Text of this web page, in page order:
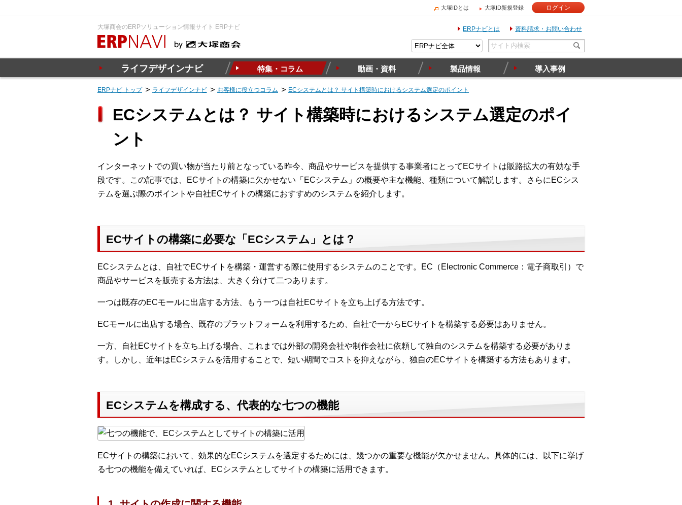
大塚IDとは 大塚ID新規登録 ログイン
大塚商会のERPソリューション情報サイト ERPナビ ERPナビとは 資料請求・お問い合わせ
ライフデザインナビ 特集・コラム 動画・資料 製品情報 導入事例
ERPナビ トップ ライフデザインナビ お客様に役立つコラム ECシステムとは？ サイト構築時におけるシステム選定のポイント
ECシステムとは？ サイト構築時におけるシステム選定のポイ
ント
インターネットでの買い物が当たり前となっている昨今、商品やサービスを提供する事業者にとってECサイトは販路拡大の有効な手
段です。この記事では、ECサイトの構築に欠かせない「ECシステム」の概要や主な機能、種類について解説します。さらにECシス
テムを選ぶ際のポイントや自社ECサイトの構築におすすめのシステムを紹介します。
ECサイトの構築に必要な「ECシステム」とは？
ECシステムとは、自社でECサイトを構築・運営する際に使用するシステムのことです。EC（Electronic Commerce：電子商取引）で
商品やサービスを販売する方法は、大きく分けて二つあります。
一つは既存のECモールに出店する方法、もう一つは自社ECサイトを立ち上げる方法です。
ECモールに出店する場合、既存のプラットフォームを利用するため、自社で一からECサイトを構築する必要はありません。
一方、自社ECサイトを立ち上げる場合、これまでは外部の開発会社や制作会社に依頼して独自のシステムを構築する必要がありま
す。しかし、近年はECシステムを活用することで、短い期間でコストを抑えながら、独自のECサイトを構築する方法もあります。
ECシステムを構成する、代表的な七つの機能
ECサイトの構築において、効果的なECシステムを選定するためには、幾つかの重要な機能が欠かせません。具体的には、以下に挙げ
る七つの機能を備えていれば、ECシステムとしてサイトの構築に活用できます。